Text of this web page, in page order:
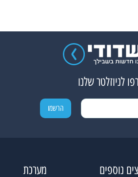
לניוזלטר שלנו
נוספים מערכת